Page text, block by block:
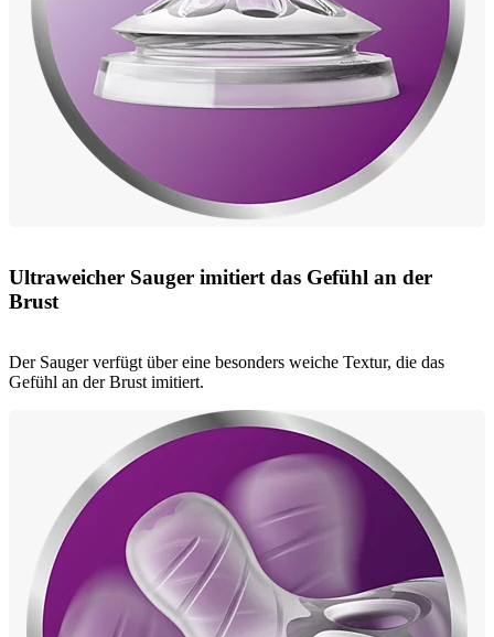
Ultraweicher Sauger imitiert das Gefühl an der
Brust
Der Sauger verfügt über eine besonders weiche Textur, die das
Gefühl an der Brust imitiert.